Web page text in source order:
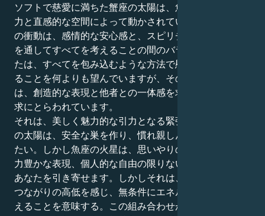
ソフトで慈愛に満ちた蟹座の太陽は、魚座の火星の想像
力と直感的な空間によって動かされているため、あなた
の衝動は、感情的な安心感と、スピリチュアルなレンズ
を通してすべてを考えることの間のバランスです。あな
たは、すべてを包み込むような方法で慰められ、愛され
ることを何よりも望んでいますが、その動機となる部分
は、創造的な表現と他者との一体感を求める消費的な欲
求にとらわれています。
それは、美しく魅力的な引力となる緊張関係です。蟹座
の太陽は、安全な巣を作り、慣れ親しんだものに安住し
たい。しかし魚座の火星は、思いやりのある努力、想像
力豊かな表現、個人的な自由の限りない追求の世界へと
あなたを引き寄せます。しかしそれは、あなたが人との
つながりの高低を感じ、無条件にエネルギーを分かち合
えることを意味する。この組み合わせが優れているの